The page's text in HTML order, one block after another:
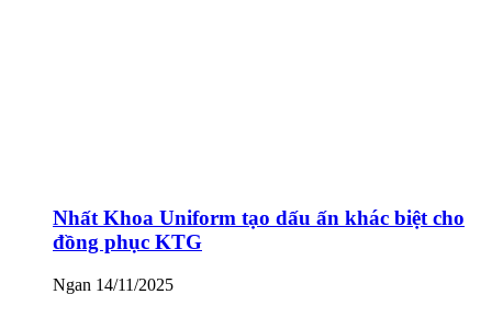
Nhất Khoa Uniform tạo dấu ấn khác biệt cho
đồng phục KTG
Ngan 14/11/2025